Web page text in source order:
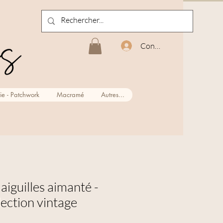
Connexion
- Patchwork Macramé Autres...
aimanté -
vintage